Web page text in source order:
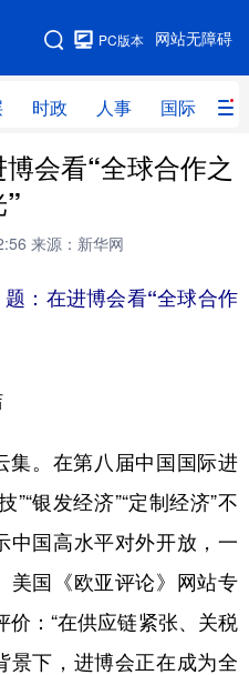
网站无障碍
PC版本
时政 人事 国际 财
地图
时政 人事
量子 体育
信息化 数字经济
银龄 溯源中国
能源 会展
时尚 悦读
会看“全球合作之
”
来源：新华网
题：在进博会看“全球合作
。在第八届中国国际进
”“银发经济”“定制经济”不
中国高水平对外开放，一
美国《欧亚评论》网站专
价：“在供应链紧张、关税
景下，进博会正在成为全